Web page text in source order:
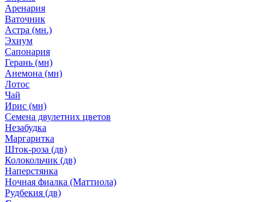
Аренария
Ваточник
Астра (мн.)
Эхиум
Сапонария
Герань (мн)
Анемона (мн)
Лотос
Чай
Ирис (мн)
Семена двулетних цветов
Незабудка
Маргаритка
Шток-роза (дв)
Колокольчик (дв)
Наперстянка
Ночная фиалка (Маттиола)
Рудбекия (дв)